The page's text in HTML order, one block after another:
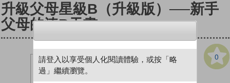
升級父母星級B（升級版）──新手
父母的湊B天書
0
請登入以享受個人化閱讀體驗，或按「略
過」繼續瀏覽。